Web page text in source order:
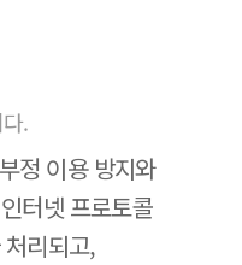
.
정 이용 방지와
터넷 프로토콜
리되고,